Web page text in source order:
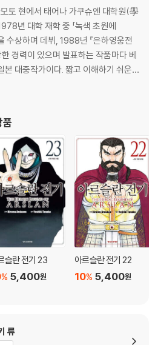
토 현에서 태어나 가쿠슈엔 대학원(學
년 대학 재학 중 「녹색 초원에
수상하며 데뷔, 1988년 『은하영웅전
경력이 있으며 발표하는 작품마다 베
본 대중작가이다. 짧고 이해하기 쉬운
전혀 흐트러지지 않는 짜임새있는 일
매끄럽게 이어간다는 평을 받고 있다.
되었다. 특히 일본에서만 950
품
슬란 전기 23
5,400원
%
아르슬란 전기 22
5,400원
10%
류